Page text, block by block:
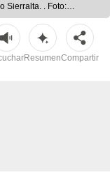
Sierralta. . Foto:
ResumenCompartir